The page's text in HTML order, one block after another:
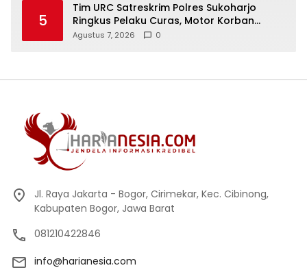
5
Tim URC Satreskrim Polres Sukoharjo
Ringkus Pelaku Curas, Motor Korban
Dibongkar untuk Hilangkan Jejak
Agustus 7, 2026 0
Jl. Raya Jakarta - Bogor, Cirimekar, Kec. Cibinong,
Kabupaten Bogor, Jawa Barat
081210422846
info@harianesia.com